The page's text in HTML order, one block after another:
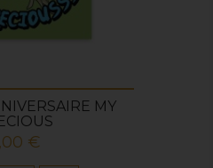
MY
€